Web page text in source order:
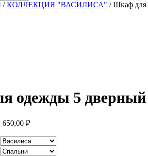
/КОЛЛЕКЦИЯ "ВАСИЛИСА" / Шкаф для
одежды 5 дверный
650,00 ₽